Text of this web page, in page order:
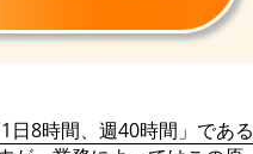
日8時間、週40時間」である